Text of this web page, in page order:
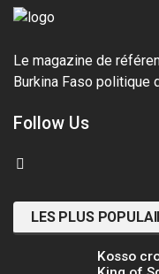
Le magazine de
Burkina Faso politique
Follow Us
LES PLUS
Kosso